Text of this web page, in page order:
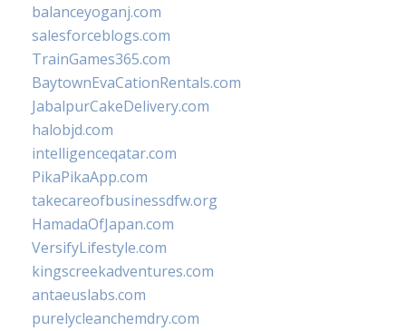
balanceyoganj.com
salesforceblogs.com
TrainGames365.com
BaytownEvaCationRentals.com
JabalpurCakeDelivery.com
halobjd.com
intelligenceqatar.com
PikaPikaApp.com
takecareofbusinessdfw.org
HamadaOfJapan.com
VersifyLifestyle.com
kingscreekadventures.com
antaeuslabs.com
purelycleanchemdry.com